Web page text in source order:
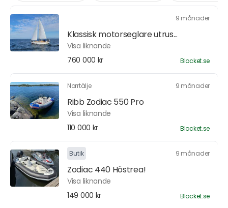
9 månader
Klassisk motorseglare utrus...
Visa liknande
760 000 kr
Blocket.se
Norrtälje 9 månader
Ribb Zodiac 550 Pro
Visa liknande
110 000 kr
Blocket.se
Butik 9 månader
Zodiac 440 Höstrea!
Visa liknande
149 000 kr
Blocket.se